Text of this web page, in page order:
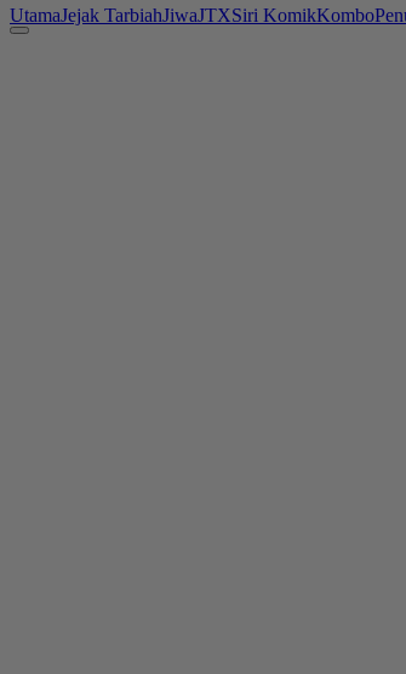
UtamaJejak TarbiahJiwaJTXSiri KomikKombo